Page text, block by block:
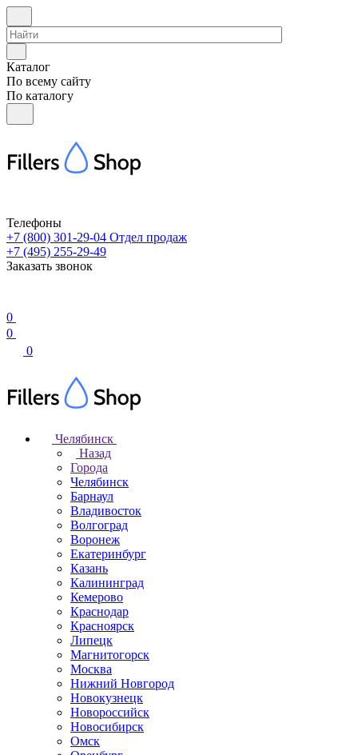
Каталог
По всему сайту
По каталогу
Телефоны
+7 (800) 301-29-04 Отдел продаж
+7 (495) 255-29-49
Заказать звонок
0
0
0
Челябинск
Назад
Города
Челябинск
Барнаул
Владивосток
Волгоград
Воронеж
Екатеринбург
Казань
Калининград
Кемерово
Краснодар
Красноярск
Липецк
Магнитогорск
Москва
Нижний Новгород
Новокузнецк
Новороссийск
Новосибирск
Омск